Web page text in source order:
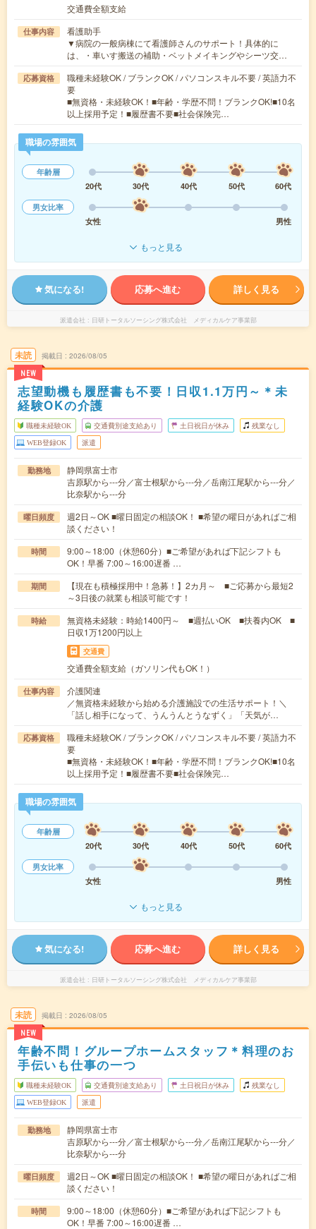
交通費全額支給
仕事内容
看護助手
▼病院の一般病棟にて看護師さんのサポート！具体的に
は、・車いす搬送の補助・ベットメイキングやシーツ交…
応募資格
職種未経験OK / ブランクOK / パソコンスキル不要 / 英語力不
要
■無資格・未経験OK！■年齢・学歴不問！ブランクOK!■10名
以上採用予定！■履歴書不要■社会保険完…
職場の雰囲気
年齢層
20代
30代 40代 50代
60代
男女比率
女性
男性
もっと見る
気になる! 応募へ進む 詳しく見る
派遣会社 日研トータルソーシング株式会社 メディカルケア事業部
未読
NEW
掲載日 2026/08/05
志望動機も履歴書も不要！日収1.1万円～＊未
経験OKの介護
職種未経験OK 交通費別途支給あり 土日祝日が休み 残業なし
WEB登録OK 派遣
勤務地
静岡県富士市
吉原駅から---分／富士根駅から---分／岳南江尾駅から---分／
比奈駅から---分
曜日頻度
週2日～OK ■曜日固定の相談OK！ ■希望の曜日があればご相
談ください！
時間
9:00～18:00（休憩60分）■ご希望があれば下記シフトも
OK！早番 7:00～16:00遅番 …
期間
【現在も積極採用中！急募！】2カ月～ ■ご応募から最短2
～3日後の就業も相談可能です！
時給
無資格未経験：時給1400円～ ■週払いOK ■扶養内OK ■
日収1万1200円以上
交通費
交通費全額支給（ガソリン代もOK！）
仕事内容
介護関連
／無資格未経験から始める介護施設での生活サポート！＼
「話し相手になって、うんうんとうなずく」「天気が…
応募資格
職種未経験OK / ブランクOK / パソコンスキル不要 / 英語力不
要
■無資格・未経験OK！■年齢・学歴不問！ブランクOK!■10名
以上採用予定！■履歴書不要■社会保険完…
職場の雰囲気
年齢層
20代
30代 40代 50代
60代
男女比率
女性
男性
もっと見る
気になる! 応募へ進む 詳しく見る
派遣会社 日研トータルソーシング株式会社 メディカルケア事業部
未読
NEW
掲載日 2026/08/05
年齢不問！グループホームスタッフ＊料理のお
手伝いも仕事の一つ
職種未経験OK 交通費別途支給あり 土日祝日が休み 残業なし
WEB登録OK 派遣
勤務地
静岡県富士市
吉原駅から---分／富士根駅から---分／岳南江尾駅から---分／
比奈駅から---分
曜日頻度
週2日～OK ■曜日固定の相談OK！ ■希望の曜日があればご相
談ください！
時間
9:00～18:00（休憩60分）■ご希望があれば下記シフトも
OK！早番 7:00～16:00遅番 …